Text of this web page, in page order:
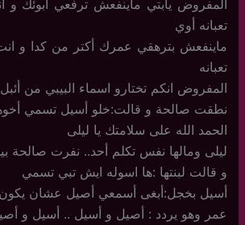
المفروض يابتي ماينفعش ترفعي أبوئك و
تعبانه أوي
ماينفعش بترهقي عمرك أكتر من كدا و
تعبانه
المفروض انكم تختارو اسماء البيبي من
نطقت صالحة و قالت:خلو أسيل تسمي
الحمد الله على سلامتك يا ليلى
ليلى ومالها نفس تكلم أحد.. نفرت صالحة
و قالت لبنتها :ها اسوله ايش تبي تسمي
أسيل بخجل:أبغى أسمعي أصيل عشان
عمر وهو يردد : أصيل و أسيل .. أسيل و